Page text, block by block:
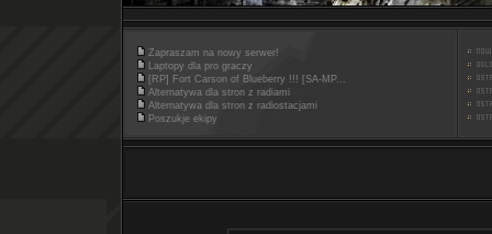
Zapraszam na nowy serwer!
Laptopy dla pro graczy
[RP] Fort Carson of Blueberry !!! [SA-MP...
Alternatywa dla stron z radiami
Alternatywa dla stron z radiostacjami
Poszukje ekipy